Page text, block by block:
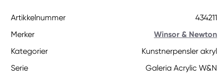
Artikkelnummer
434211
Merker
Winsor & Newton
Kategorier
Kunstnerpensler akryl
Serie
Galeria Acrylic W&N